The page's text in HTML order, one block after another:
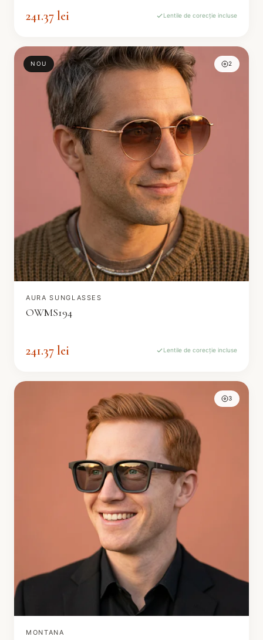
241.37 lei Lentile de corecție incluse
NOU 2
AURA SUNGLASSES
OWMS194
241.37 lei Lentile de corecție incluse
3
MONTANA